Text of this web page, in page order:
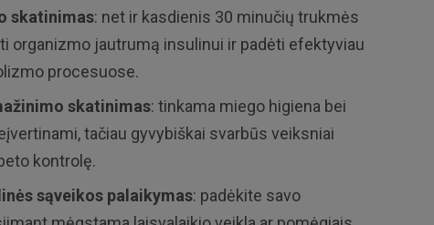
skatinimas: net ir kasdienis 30 minučių trukmės
organizmo jautrumą insulinui ir padėti efektyviau
procesuose.
skatinimas: tinkama miego higiena bei
tačiau gyvybiškai svarbūs veiksniai
kontrolę.
sąveikos palaikymas: padėkite savo